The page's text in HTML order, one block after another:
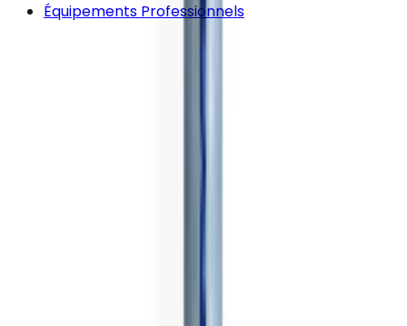
Équipements Professionnels